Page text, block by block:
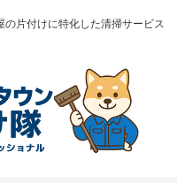
片付けに特化した清掃サービス